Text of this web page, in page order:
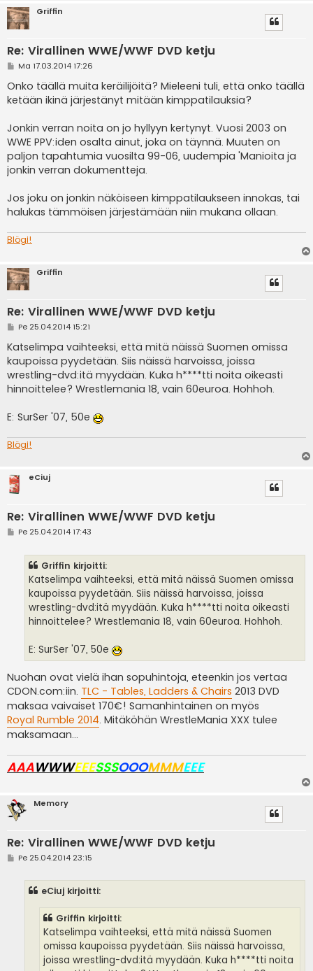
Griffin
Re: Virallinen WWE/WWF DVD ketju
V
e
s
t
Ma 17.03.2014 17:26
Onko täällä muita keräilijöitä? Mieleeni tuli, että onko täällä
ketään ikinä järjestänyt mitään kimppatilauksia?
Jonkin verran noita on jo hyllyyn kertynyt. Vuosi 2003 on
WWE PPV:iden osalta ainut, joka on täynnä. Muuten on
paljon tapahtumia vuosilta 99-06, uudempia 'Manioita ja
jonkin verran dokumentteja.
Jos joku on jonkin näköiseen kimppatilaukseen innokas, tai
halukas tämmöisen järjestämään niin mukana ollaan.
Blögi!
Griffin
Re: Virallinen WWE/WWF DVD ketju
V
e
s
t
i
Pe 25.04.2014 15:21
Katselimpa vaihteeksi, että mitä näissä Suomen omissa
kaupoissa pyydetään. Siis näissä harvoissa, joissa
wrestling-dvd:itä myydään. Kuka h****tti noita oikeasti
hinnoittelee? Wrestlemania 18, vain 60euroa. Hohhoh.
E: SurSer '07, 50e
Blögi!
eCiuj
Re: Virallinen WWE/WWF DVD ketju
VPe 25.04.2014 17:43
Griffin kirjoitti:
Katselimpa vaihteeksi, että mitä näissä Suomen omissa
kaupoissa pyydetään. Siis näissä harvoissa, joissa
wrestling-dvd:itä myydään. Kuka h****tti noita oikeasti
hinnoittelee? Wrestlemania 18, vain 60euroa. Hohhoh.
E: SurSer '07, 50e
Nuohan ovat vielä ihan sopuhintoja, eteenkin jos vertaa
CDON.com:iin. TLC - Tables, Ladders & Chairs 2013 DVD
maksaa vaivaiset 170€! Samanhintainen on myös
Royal Rumble 2014. Mitäköhän WrestleMania XXX tulee
maksamaan...
AAAWWWEEESSSOOOMMMEEE
Memory
Re: Virallinen WWE/WWF DVD ketju
VPe 25.04.2014 23:15
eCiuj kirjoitti:
Griffin kirjoitti:
Katselimpa vaihteeksi, että mitä näissä Suomen
omissa kaupoissa pyydetään. Siis näissä harvoissa,
joissa wrestling-dvd:itä myydään. Kuka h****tti noita